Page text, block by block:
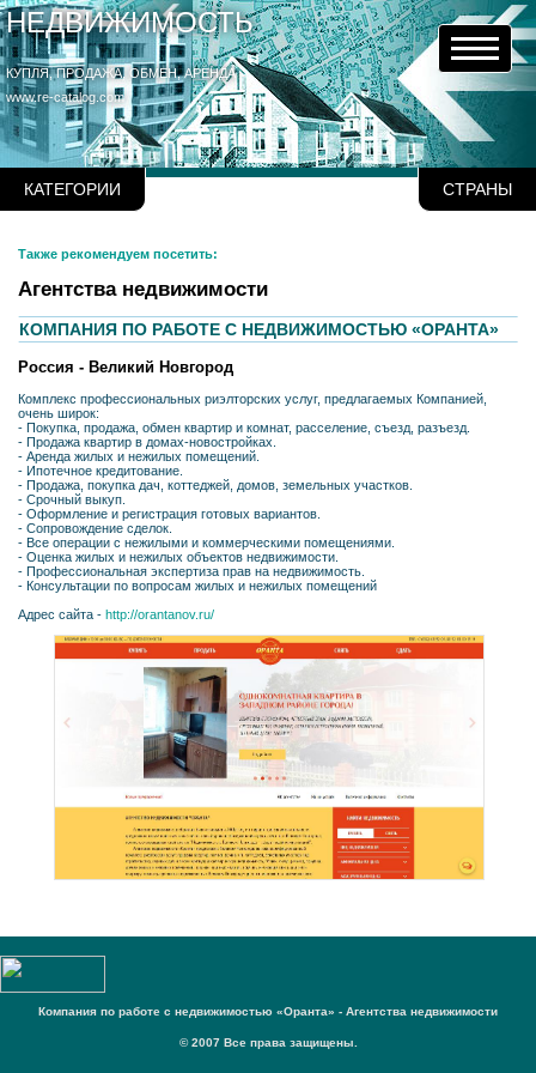
НЕДВИЖИМОСТЬ
КУПЛЯ, ПРОДАЖА, ОБМЕН, АРЕНДА
www.re-catalog.com
КАТЕГОРИИ СТРАНЫ
Также рекомендуем посетить:
Агентства недвижимости
КОМПАНИЯ ПО РАБОТЕ С НЕДВИЖИМОСТЬЮ «ОРАНТА»
Россия - Великий Новгород
Комплекс профессиональных риэлторских услуг, предлагаемых Компанией,
очень широк:
- Покупка, продажа, обмен квартир и комнат, расселение, съезд, разъезд.
- Продажа квартир в домах-новостройках.
- Аренда жилых и нежилых помещений.
- Ипотечное кредитование.
- Продажа, покупка дач, коттеджей, домов, земельных участков.
- Срочный выкуп.
- Оформление и регистрация готовых вариантов.
- Сопровождение сделок.
- Все операции с нежилыми и коммерческими помещениями.
- Оценка жилых и нежилых объектов недвижимости.
- Профессиональная экспертиза прав на недвижимость.
- Консультации по вопросам жилых и нежилых помещений
Адрес сайта - http://orantanov.ru/
Компания по работе с недвижимостью «Оранта» - Агентства недвижимости
© 2007 Все права защищены.